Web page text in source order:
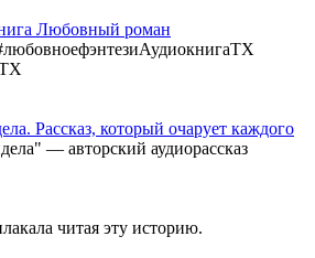
Любовный роман
Рассказ, который очарует каждого
— авторский аудиорассказ
читая эту историю.